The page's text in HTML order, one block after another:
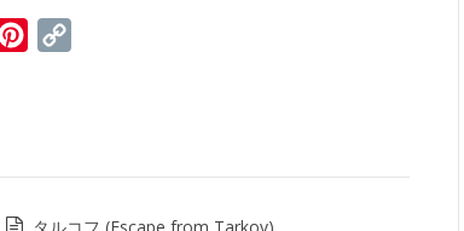
Pinterest
タルコフ (Escape from Tarkov)